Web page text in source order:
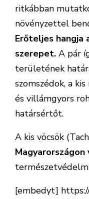
ritkábban
növényzettel
Erőteljes hangja
szerepet. A pár
területének
szomszédok, a
és villámgyors
határsértőt.
A kis vöcsök
[embedyt]